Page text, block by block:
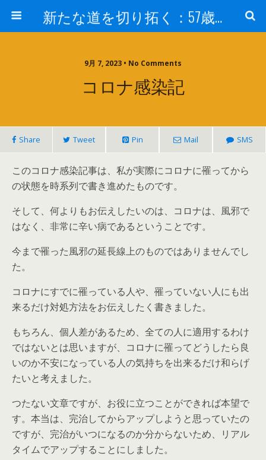
新たな道を切り拓く：57歳男性、大学院の授業室から
9月 7, 2023 • No Comments
コロナ感染記
Share Tweet Pin Mail SMS
このコロナ感染記事は、私が実際にコロナに罹ってから
の状態を時系列で書き進めたものです。
そして、何よりもお伝えしたいのは、コロナは、風邪で
はなく、非常に辛い病であるということです。
今まで罹った風邪の延長線上のものではありませんでし
た。
コロナにすでに罹っている人や、罹っていない人にも出
来るだけ対処方法をお伝えしたく書きました。
もちろん、個人差があるため、全ての人に適用するわけ
ではないとは思いますが、コロナに罹ってどうしたら良
いのか不安になっている人の気持ちを出来るだけ和らげ
たいと考えました。
つたない文章ですが、お役に立つことができれば本望で
す。本当は、完治してからアップしようと思っていたの
ですが、完治がいつになるのか分からないため、リアル
タイムでアップすることにしました。